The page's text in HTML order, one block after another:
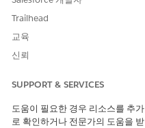
Trailhead
교육
신뢰
SUPPORT & SERVICES
도움이 필요한 경우 리소스를 추가
로 확인하거나 전문가의 도움을 받